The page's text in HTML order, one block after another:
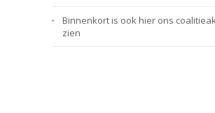
Binnenkort is ook hier ons
zien